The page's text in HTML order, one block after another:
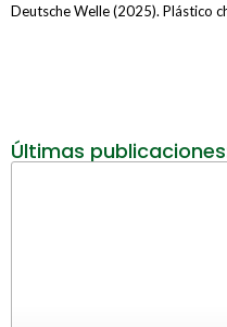
Deutsche Welle (2025). Plástico
Últimas